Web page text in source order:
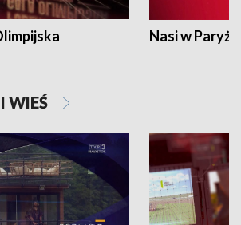
Nasi w Paryżu
WIEŚ